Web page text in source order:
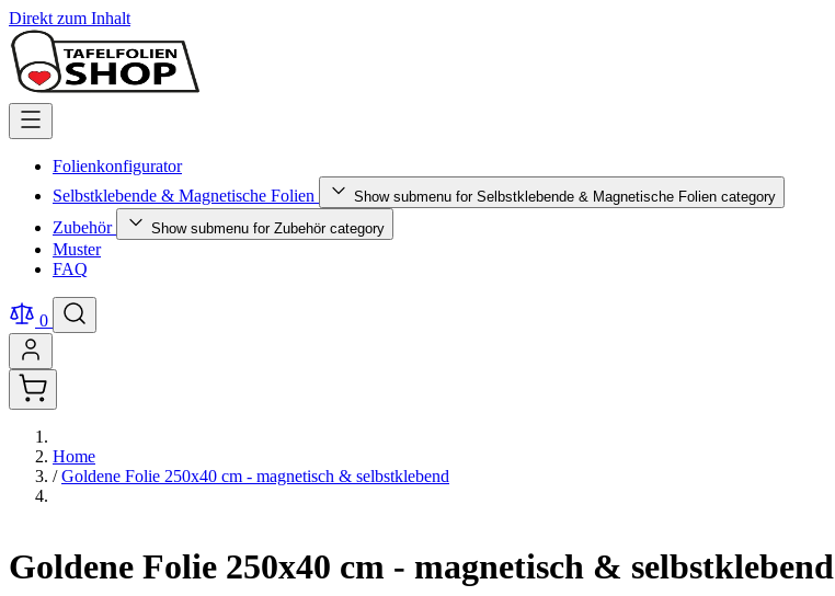
Direkt zum Inhalt
Folienkonfigurator
Selbstklebende & Magnetische Folien
Show submenu for Selbstklebende & Magnetische Folien category
Zubehör Show submenu for Zubehör category
Muster
FAQ
0
Home
/ Goldene Folie 250x40 cm - magnetisch & selbstklebend
Goldene Folie 250x40 cm - magnetisch & selbstklebend